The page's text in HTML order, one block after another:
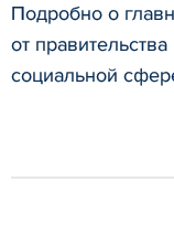
Подробно о
от
социальной